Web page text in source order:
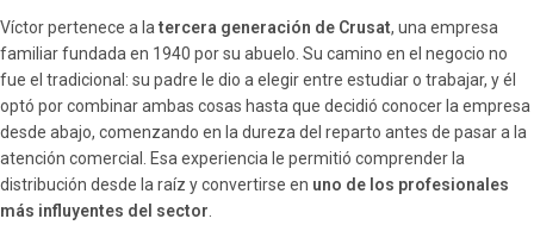
Víctor pertenece a latercera generación de Crusat, una empresa
familiar fundada en 1940 por su abuelo. Su camino en el negocio no
fue el tradicional: su padre le dio a elegir entre estudiar o trabajar, y él
optó por combinar ambas cosas hasta que decidió conocer la empresa
desde abajo, comenzando en la dureza del reparto antes de pasar a la
atención comercial. Esa experiencia le permitió comprender la
distribución desde la raíz y convertirse en uno de los profesionales
más influyentes del sector.